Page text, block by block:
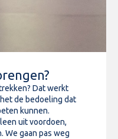
Dat werkt
de bedoeling dat
kunnen.
uit voordoen,
We gaan pas weg